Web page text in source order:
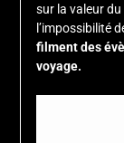
sur la valeur du
l’impossibilité
filment des
voyage.